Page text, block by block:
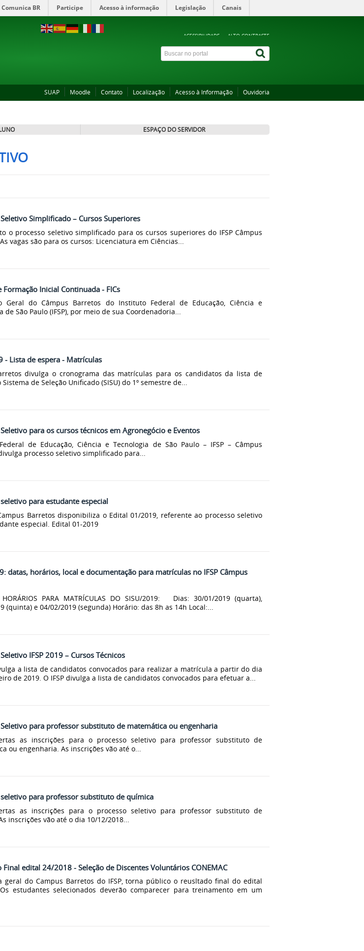
Comunica BR Participe Acesso à informação Legislação Canais
ACESSIBILIDADE ALTO CONTRASTE
SUAP Moodle Contato Localização Acesso à Informação Ouvidoria
ESPAÇO DO SERVIDOR
Simplificado – Cursos Superiores
o processo seletivo simplificado para os cursos superiores do IFSP Câmpus
vagas são para os cursos: Licenciatura em Ciências...
Formação Inicial Continuada - FICs
Geral do Câmpus Barretos do Instituto Federal de Educação, Ciência e
de São Paulo (IFSP), por meio de sua Coordenadoria...
- Lista de espera - Matrículas
divulga o cronograma das matrículas para os candidatos da lista de
de Seleção Unificado (SISU) do 1º semestre de...
para os cursos técnicos em Agronegócio e Eventos
de Educação, Ciência e Tecnologia de São Paulo – IFSP – Câmpus
processo seletivo simplificado para...
para estudante especial
Barretos disponibiliza o Edital 01/2019, referente ao processo seletivo
especial. Edital 01-2019
datas, horários, local e documentação para matrículas no IFSP Câmpus
HORÁRIOS PARA MATRÍCULAS DO SISU/2019: Dias: 30/01/2019 (quarta),
(quinta) e 04/02/2019 (segunda) Horário: das 8h as 14h Local:...
IFSP 2019 – Cursos Técnicos
a lista de candidatos convocados para realizar a matrícula a partir do dia
de 2019. O IFSP divulga a lista de candidatos convocados para efetuar a...
para professor substituto de matemática ou engenharia
as inscrições para o processo seletivo para professor substituto de
ou engenharia. As inscrições vão até o...
seletivo para professor substituto de química
as inscrições para o processo seletivo para professor substituto de
inscrições vão até o dia 10/12/2018...
Final edital 24/2018 - Seleção de Discentes Voluntários CONEMAC
geral do Campus Barretos do IFSP, torna público o reusltado final do edital
estudantes selecionados deverão comparecer para treinamento em um